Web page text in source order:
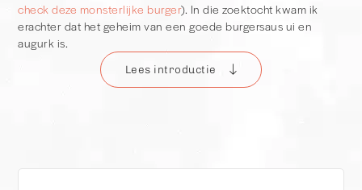
check deze monsterlijke burger). In die zoektocht kwam ik
erachter dat het geheim van een goede burgersaus ui en
augurk is.
Lees introductie
burger zit altijd wel ui of augurk. Een gouden combinatie als je